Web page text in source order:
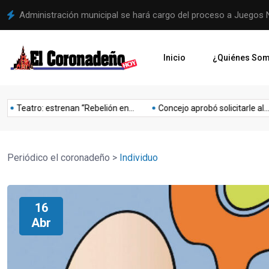
Administración municipal se hará cargo del proceso a Juegos
Inicio ¿Quiénes
Teatro: estrenan “Rebelión en... Concejo aprobó solicitarle al...
Lo
último
Mejoras Mejoria Musica Niños Obesidad
Periódico el coronadeño > Individuo
16
Abr